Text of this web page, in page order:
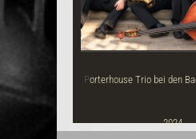
Porterhouse Trio bei den Bad Homburg Open
2024